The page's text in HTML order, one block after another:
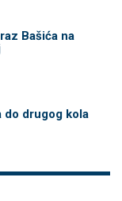
Bašića na
do drugog kola